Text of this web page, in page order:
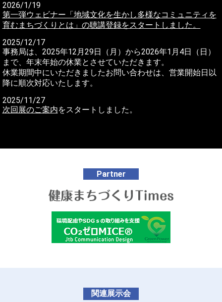
2026/1/19
第一弾ウェビナー「地域文化を生かし多様なコミュニティを
育むまちづくりとは」の聴講登録をスタートしました。
2025/12/17
事務局は、2025年12月29日（月）から2026年1月4日（日）
まで、年末年始の休業とさせていただきます。
休業期間中にいただきましたお問い合わせは、営業開始日以
降に順次対応いたします。
2025/11/27
次回展のご案内をスタートしました。
Partner
関連展示会